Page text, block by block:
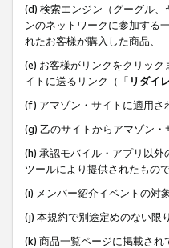
(d) 検索エンジン（グーグル
ンのネットワークに参加する
れたお客様が購入した商品、
(e) お客様がリンクをクリッ
イトに送るリンク（「 リダイ
(f) アマゾン・サイトに適用さ
(g) 乙のサイトからアマゾン
(h) 承認モバイル・アプリ以
ツールにより提供されたもの
(i) メンバー紹介イベントの対
(j) 本規約で別途定めのない限
(k) 商品一覧ページに掲載さ